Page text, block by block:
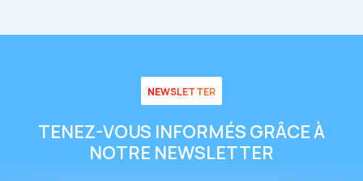
NEWSLETTER
TENEZ-VOUS INFORMÉS GRÂCE À
NOTRE NEWSLETTER